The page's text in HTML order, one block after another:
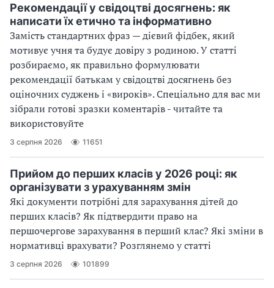
Рекомендації у свідоцтві досягнень: як
написати їх етично та інформативно
Замість стандартних фраз — дієвий фідбек, який
мотивує учня та будує довіру з родиною. У статті
розбираємо, як правильно формулювати
рекомендації батькам у свідоцтві досягнень без
оціночних суджень і «вироків». Спеціально для вас ми
зібрали готові зразки коментарів - читайте та
використовуйте
3 серпня 2026 11651
Прийом до перших класів у 2026 році: як
організувати з урахуванням змін
Які документи потрібні для зарахування дітей до
перших класів? Як підтвердити право на
першочергове зарахування в перший клас? Які зміни в
нормативці врахувати? Розглянемо у статті
3 серпня 2026 101899